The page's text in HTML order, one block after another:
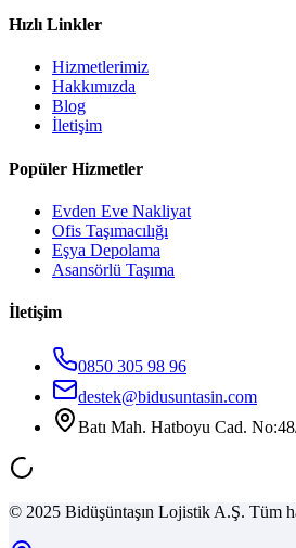
Hızlı Linkler
Hizmetlerimiz
Hakkımızda
Blog
İletişim
Popüler Hizmetler
Evden Eve Nakliyat
Ofis Taşımacılığı
Eşya Depolama
Asansörlü Taşıma
İletişim
0850 305 98 96
destek@bidusuntasin.com
Batı Mah. Hatboyu Cad.
© 2025 Bidüşüntaşın Lojistik A.Ş. Tüm